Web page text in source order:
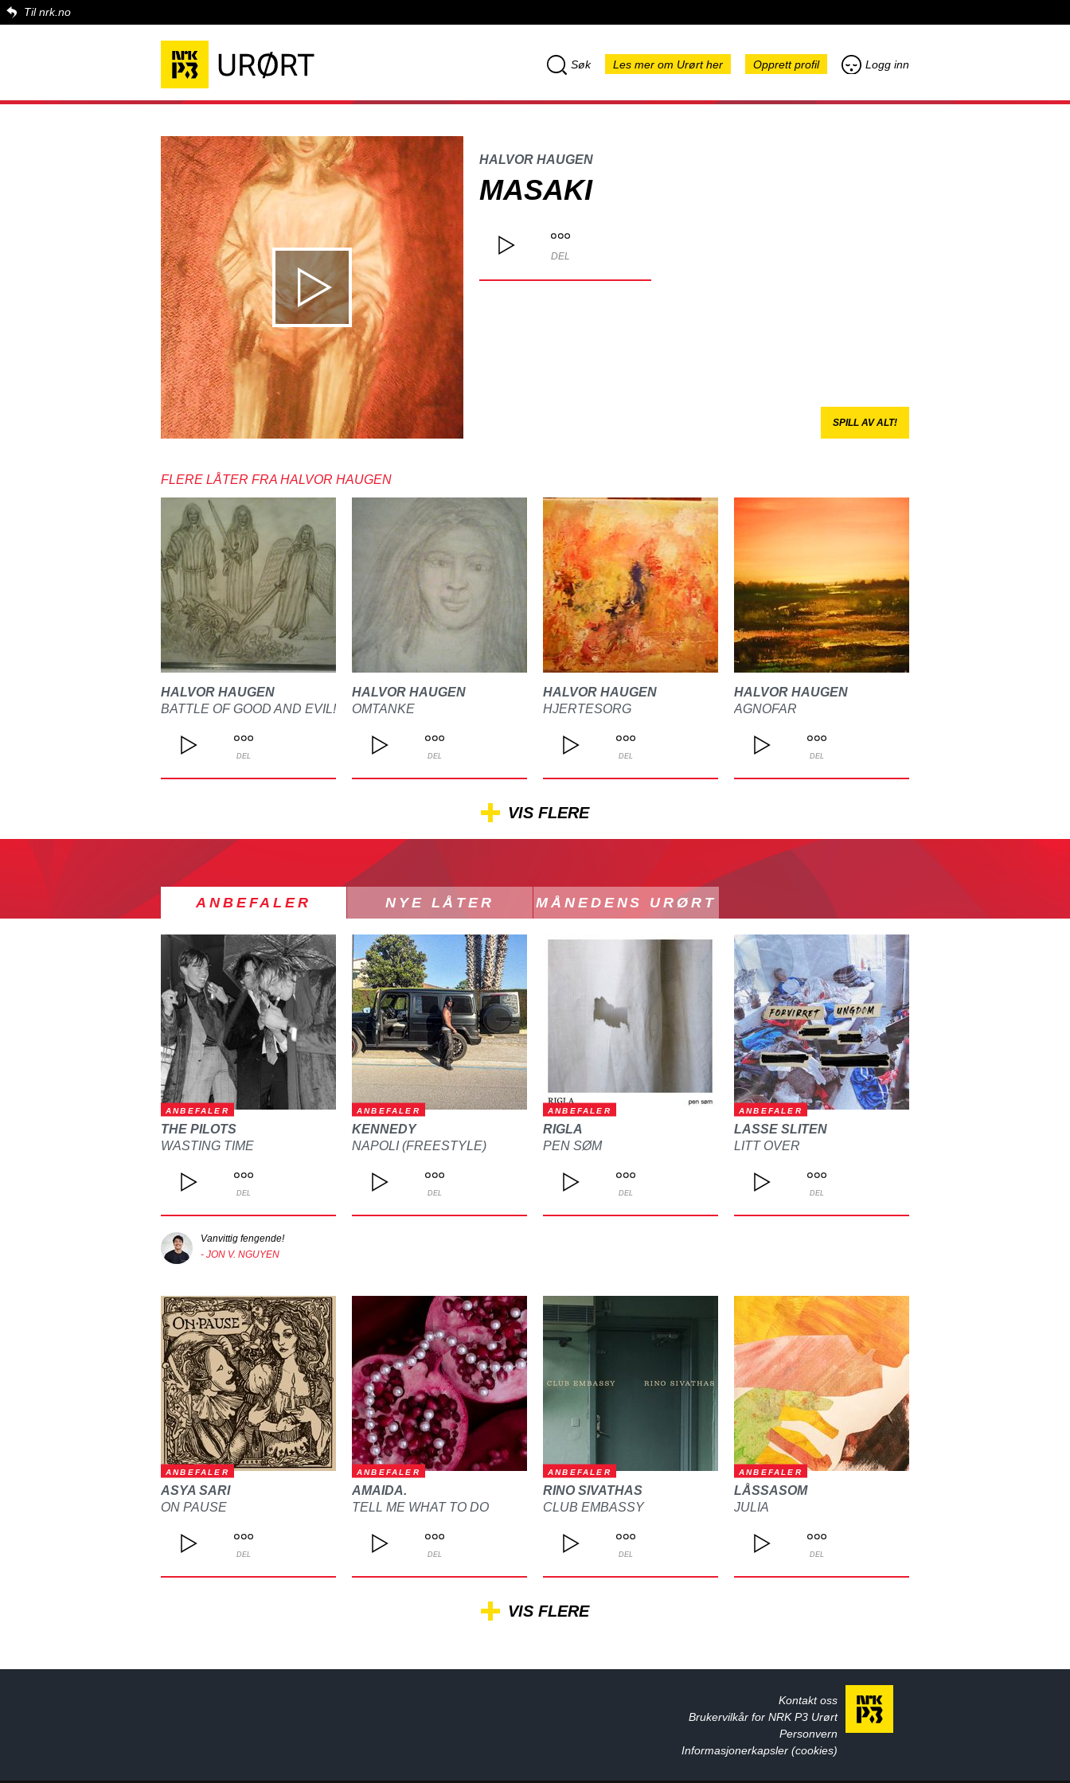
Til nrk.no
Søk Les mer om Urørt her Opprett profil Logg inn
HALVOR HAUGEN
MASAKI
DEL
SPILL AV ALT!
FLERE LÅTER FRA HALVOR HAUGEN
HALVOR HAUGEN
BATTLE OF GOOD AND EVIL!
DEL
HALVOR HAUGEN
OMTANKE
DEL
HALVOR HAUGEN
HJERTESORG
DEL
HALVOR HAUGEN
AGNOFAR
DEL
VIS FLERE
ANBEFALER NYE LÅTER MÅNEDENS URØRT
ANBEFALER
THE PILOTS
WASTING TIME
DEL
Vanvittig fengende!
- JON V. NGUYEN
ANBEFALER
KENNEDY
NAPOLI (FREESTYLE)
DEL
ANBEFALER
RIGLA
PEN SØM
DEL
ANBEFALER
LASSE SLITEN
LITT OVER
DEL
ANBEFALER
ASYA SARI
ON PAUSE
DEL
ANBEFALER
AMAIDA.
TELL ME WHAT TO DO
DEL
ANBEFALER
RINO SIVATHAS
CLUB EMBASSY
DEL
ANBEFALER
LÅSSASOM
JULIA
DEL
VIS FLERE
Kontakt oss
Brukervilkår for NRK P3 Urørt
Personvern
Informasjonerkapsler (cookies)